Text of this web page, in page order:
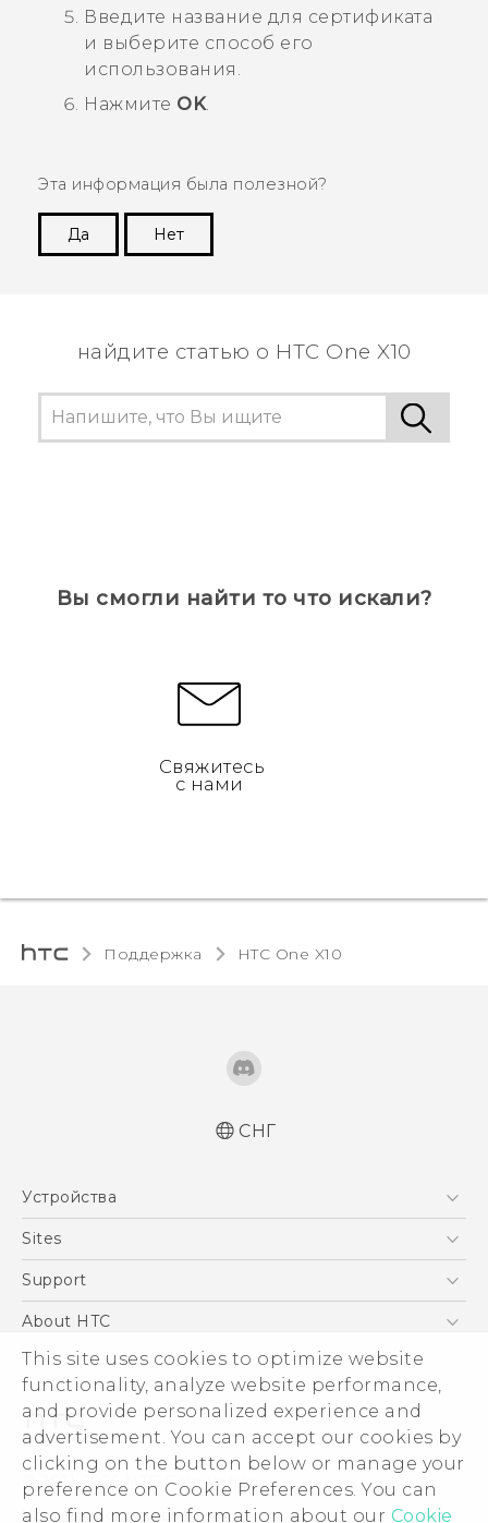
This site uses cookies to optimize website
functionality, analyze website performance,
and provide personalized experience and
advertisement. You can accept our cookies by
clicking on the button below or manage your
preference on Cookie Preferences. You can
also find more information about our Cookie
Введите название для сертификата
и выберите способ его
использования.
Нажмите OK.
Эта информация была полезной?
Да
Нет
найдите статью о HTC One X10
Вы смогли найти то что искали?
Свяжитесь
с нами
Поддержка HTC One X10‎
Русский - Руководство пользователя
соответствию стандартам
Қазақ - жұмысты бастау нұсқаулығы
ақпараты
English - Quick start guide
English - User manual
English - Safety and regulatory guide
СНГ
Устройства
5G
EXODUS
VIVE
Sites
HTC Dev
Support
ПОДДЕРЖКА
About HTC
ESG
Инвестирование
Политика конфиденциальности
Безопасность продуктов
Вакансии
© 2011-2026 HTC Corporation
Условия использования.